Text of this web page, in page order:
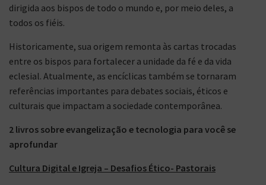
dirigida aos bispos de todo o mundo e, por meio deles, a
todos os fiéis.
Historicamente, sua origem remonta às cartas trocadas
entre os bispos para fortalecer a unidade da fé e da vida
eclesial. Atualmente, as encíclicas também se tornaram
referências importantes para debates sociais, éticos e
culturais que impactam a sociedade contemporânea.
2 livros sobre evangelização e tecnologia para você se
aprofundar
Cultura Digital e Igreja – Desafios Ético- Pastorais